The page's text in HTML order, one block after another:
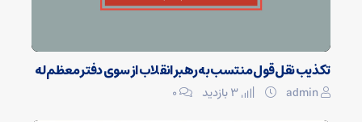
تکذیب نقل قول منتسب به رهبر انقلاب از سوی دفتر معظم‌له
admin ۰